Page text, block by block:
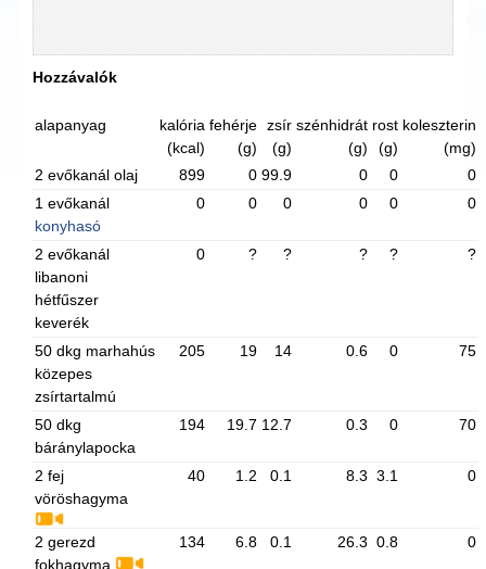
Hozzávalók
alapanyag
kalória
(kcal)
fehérje
(g)
zsír
(g)
szénhidrát
(g)
rost
(g)
koleszterin
(mg)
2 evőkanál olaj
899 0 99.9 0 0
0
1 evőkanál
konyhasó
0 0 0 0 0 0
2 evőkanál
libanoni
hétfűszer
keverék
0 ? ? ? ? ?
50 dkg marhahús
közepes
zsírtartalmú
205 19 14 0.6 0 75
50 dkg
báránylapocka
194 19.7 12.7 0.3 0 70
2 fej
vöröshagyma
40 1.2 0.1 8.3 3.1 0
2 gerezd
fokhagyma
134 6.8 0.1 26.3 0.8 0